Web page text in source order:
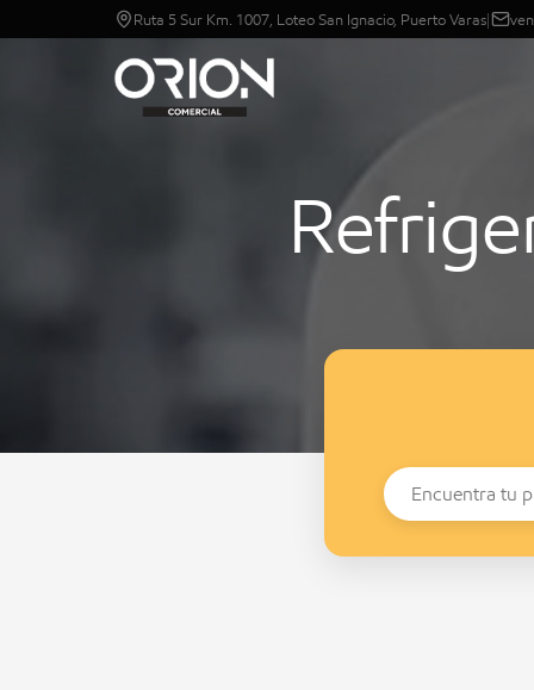
Ruta 5 Sur Km. 1007, Loteo San Ignacio, Puerto Varas|